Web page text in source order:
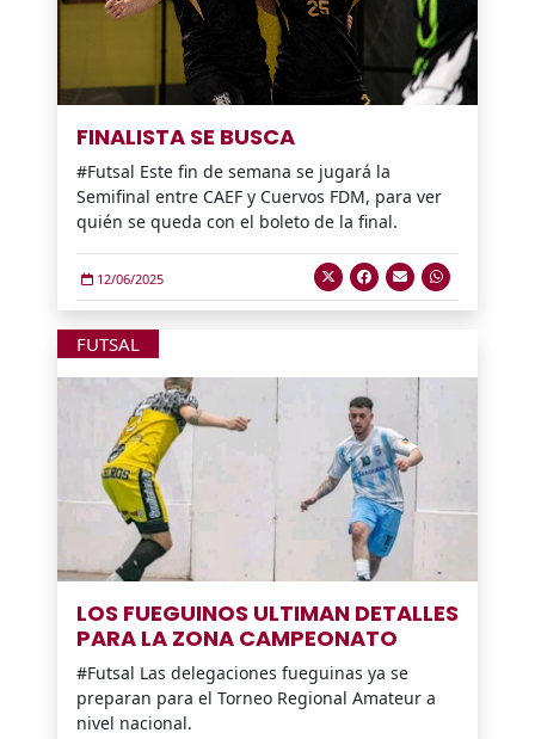
FINALISTA SE BUSCA
#Futsal Este fin de semana se jugará la
Semifinal entre CAEF y Cuervos FDM, para ver
quién se queda con el boleto de la final.
12/06/2025
FUTSAL
LOS FUEGUINOS ULTIMAN DETALLES
PARA LA ZONA CAMPEONATO
#Futsal Las delegaciones fueguinas ya se
preparan para el Torneo Regional Amateur a
nivel nacional.